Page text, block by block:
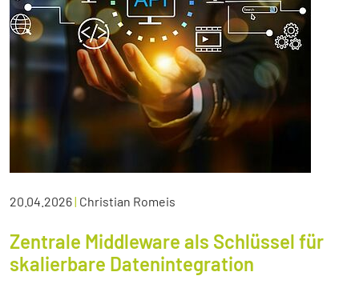
20.04.2026| Christian Romeis
Zentrale Middleware als Schlüssel für
skalierbare Datenintegration